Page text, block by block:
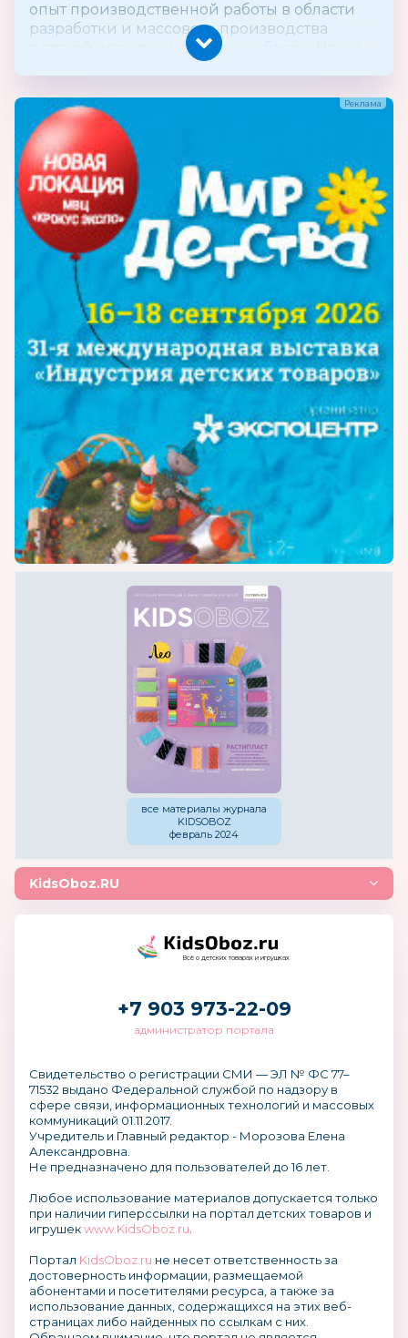
опыт производственной работы в области
разработки и массового производства
детской одежды и головных уборов. Наши
дизайнеры создают модели с учетом
потребителей – мам и их малышей. Наша
задача дарить им тепло и уют, комфорт и
безопасность, отвечающие всем
требованиям качества. Каждый сезон мы
обновляем коллекции, радуя новыми
моделями детей и их родителей.
Многолетний опыт, грамотная организация
производства, контроль качества позволяет
предложить Вам качественный продукт по
выгодной цене.
Продукция:мебель для новорожденных и
малышей(диваны, бескаркасная мебель),
детская мебель для учебных заведений,
учреждений культуры и общественного
питания(диваны, кресло- игрушки),
одежда(водолазки, джемпера), головные
уборы(зимние головные уборы), товары для
новорожденных и малышей, товары для
детей от 3 до 7 лет, товары для детей от 7 до
18 лет
все материалы журнала
KIDSOBOZ
февраль 2024
KidsOboz.RU
Всё о детских товарах и игрушках
+7 903 973-22-09
администратор портала
Свидетельство о регистрации СМИ — ЭЛ № ФС 77–
71532 выдано Федеральной службой по надзору в
сфере связи, информационных технологий и массовых
коммуникаций 01.11.2017.
Учредитель и Главный редактор - Морозова Елена
Александровна.
Не предназначено для пользователей до 16 лет.
Любое использование материалов допускается только
при наличии гиперссылки на портал детских товаров и
игрушекwww.KidsOboz.ru
Портал KidsOboz.ru не несет ответственность за
достоверность информации, размещаемой
абонентами и посетителями ресурса, а также за
использование данных, содержащихся на этих веб-
страницах либо найденных по ссылкам с них.